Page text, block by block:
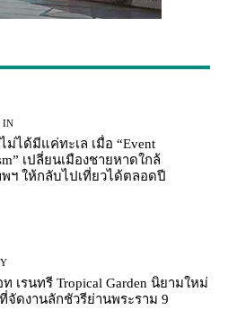
IN
ม่ได้มีแค่ทะเล เมื่อ “Event
เปลี่ยนเมืองชายหาดใกล้
พฯ ให้กลับไปเที่ยวได้ตลอดปี
เรนทรี Tropical Garden นิยามใหม่
จัดงานลักชัวรีย่านพระราม 9